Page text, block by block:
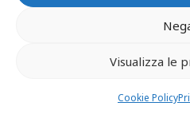
Visualizza le
Cookie Policy
Pesaro e Ancona